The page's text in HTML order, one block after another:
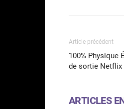
Article précédent
100% Physique
de sortie Netflix
ARTICLES